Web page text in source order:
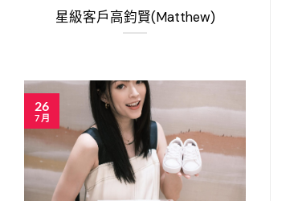
星級客戶高鈞賢(Matthew)
26
7 月